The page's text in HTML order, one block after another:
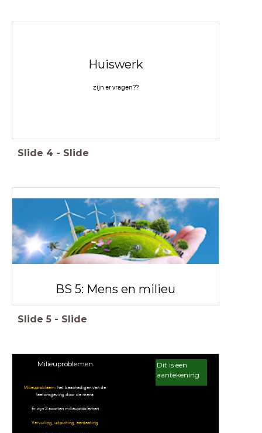
Huiswerk
zijn er vragen??
Slide 4 - Slide
BS 5: Mens en milieu
Slide 5 - Slide
Milieuproblemen
Milieuprobleem: het beschadigen van de
leefomgeving door de mens
Er zijn 3 soorten milieuproblemen
Vervuiling, uitputting, aantasting
Dit is een
aantekening